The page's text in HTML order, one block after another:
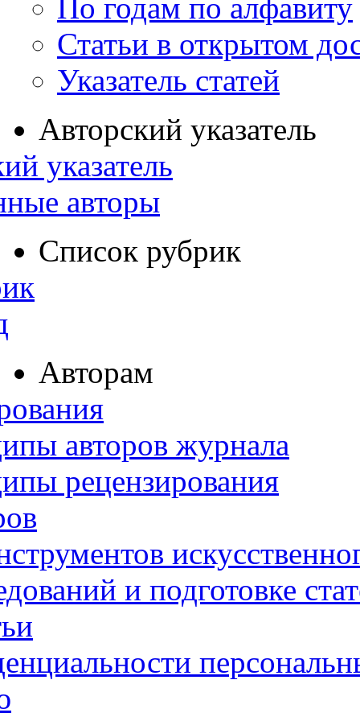
По годам по алфавиту
Статьи в открытом
Указатель статей
Авторский указатель
указатель
авторы
Список рубрик
Авторам
авторов журнала
рецензирования
и подготовке